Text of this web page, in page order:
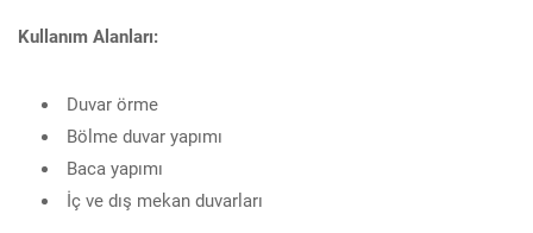
Kullanım Alanları:
Duvar örme
Bölme duvar yapımı
Baca yapımı
İç ve dış mekan duvarları